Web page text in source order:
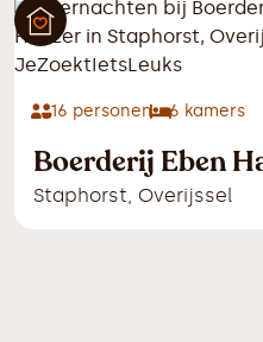
16 personen 6 kamers
Boerderij Eben
Staphorst, Overijssel